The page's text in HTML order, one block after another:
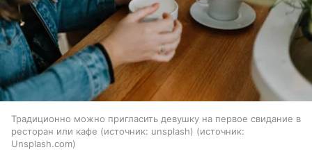
Традиционно можно пригласить девушку на первое свидание в
ресторан или кафе (источник: unsplash)
источник:
Unsplash.com